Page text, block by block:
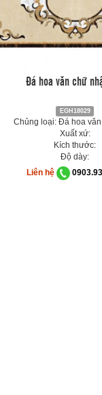
Đá hoa văn chữ
EGH18029
Chủng loại: Đá hoa
Xuất xứ:
Kích thước:
Độ dày:
Liên hệ